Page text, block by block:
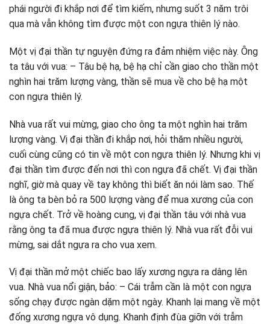
phái người đi khắp nơi để tìm kiếm, nhưng suốt 3 năm trôi
qua mà vẫn không tìm được một con ngựa thiên lý nào.
Một vị đại thần tự nguyện đứng ra đảm nhiệm việc này. Ông
ta tâu với vua: – Tâu bệ hạ, bệ hạ chỉ cần giao cho thần một
nghìn hai trăm lượng vàng, thần sẽ mua về cho bệ hạ một
con ngựa thiên lý.
Nhà vua rất vui mừng, giao cho ông ta một nghìn hai trăm
lượng vàng. Vị đại thần đi khắp nơi, hỏi thăm nhiều người,
cuối cùng cũng có tin về một con ngựa thiên lý. Nhưng khi vị
đại thần tìm được đến nơi thì con ngựa đã chết. Vị đại thần
nghĩ, giờ mà quay về tay không thì biết ăn nói làm sao. Thế
là ông ta bèn bỏ ra 500 lượng vàng để mua xương của con
ngựa chết. Trở về hoàng cung, vị đại thần tâu với nhà vua
rằng ông ta đã mua được ngựa thiên lý. Nhà vua rất đỗi vui
mừng, sai dắt ngựa ra cho vua xem.
Vị đại thần mở một chiếc bao lấy xương ngựa ra dâng lên
vua. Nhà vua nổi giận, bảo: – Cái trẫm cần là một con ngựa
sống chạy được ngàn dặm một ngày. Khanh lại mang về một
đống xương ngựa vô dụng. Khanh định đùa giỡn với trẫm